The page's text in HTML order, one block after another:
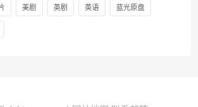
美剧 英剧 英语 蓝光原盘